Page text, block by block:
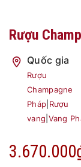
Rượu
Quốc gia
Rượu
Champagne
Pháp Rượu
vang Vang
3.670.000